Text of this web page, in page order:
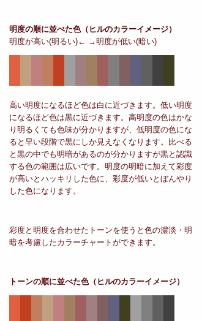
明度の順に並べた色（ヒルのカラーイメージ）
明度が高い(明るい)← →明度が低い(暗い)
高い明度になるほど色は白に近づきます。低い明度
になるほど色は黒に近づきます。高明度の色はかな
り明るくても色味が分かりますが、低明度の色にな
ると早い段階で黒にしか見えなくなります。比べる
と黒の中でも明暗があるのが分かりますが黒と認識
する色の範囲は広いです。明度の明暗に加えて彩度
が高いとハッキリした色に、彩度が低いとぼんやり
した色になります。
彩度と明度を合わせたトーンを使うと色の濃淡・明
暗を考慮したカラーチャートができます。
トーンの順に並べた色（ヒルのカラーイメージ）